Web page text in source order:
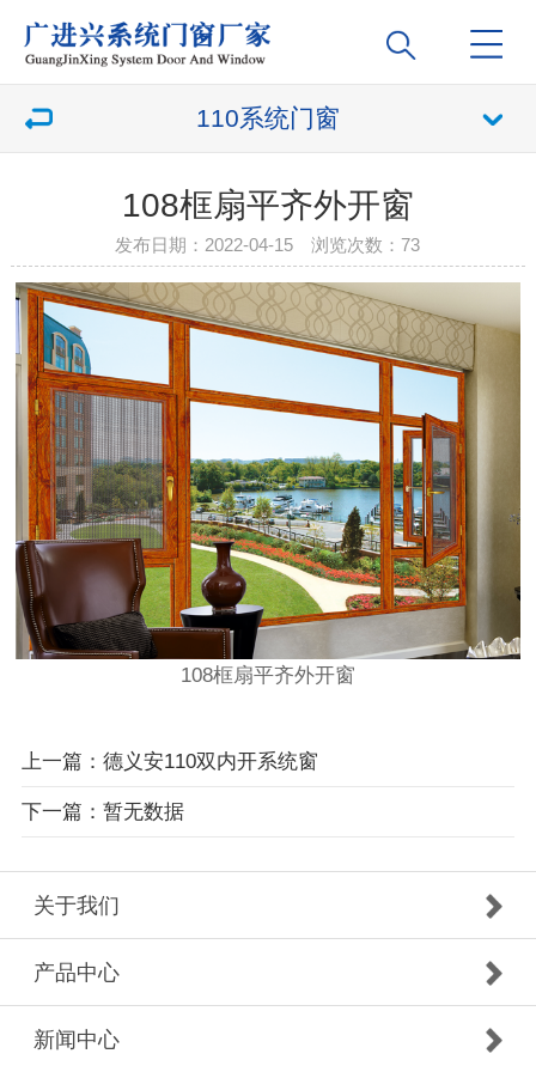
110系统门窗
108框扇平齐外开窗
发布日期：2022-04-15 浏览次数：73
108框扇平齐外开窗
上一篇：德义安110双内开系统窗
下一篇：暂无数据
关于我们
产品中心
新闻中心